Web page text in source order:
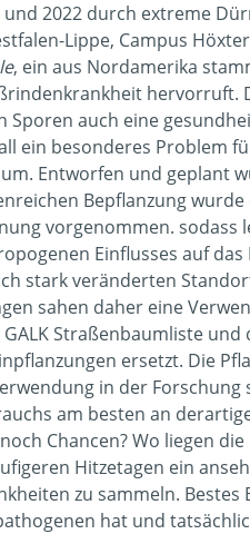
2022 durch extreme
Lippe, Campus
, ein aus Nordamerika
auch eine
ein besonderes Problem
Entworfen und geplant
Bepflanzung
vorgenommen. sodass
Einflusses auf
stark veränderten
sahen daher eine
Straßenbaumliste und
ersetzt. Die
in der
am besten an
Chancen? Wo liegen
Hitzetagen ein
zu sammeln. Bestes
hat und